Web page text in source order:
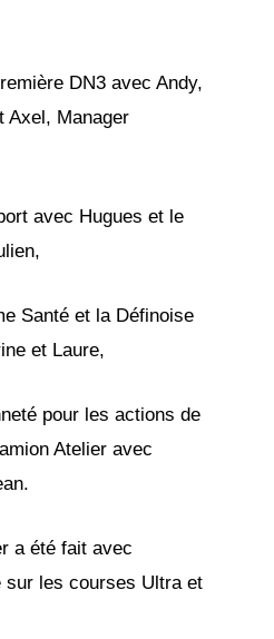
DN3 avec Andy,
Axel, Manager
Hugues et le
et la Définoise
et Laure,
pour les actions de
Atelier avec
a été fait avec
sur les courses Ultra et